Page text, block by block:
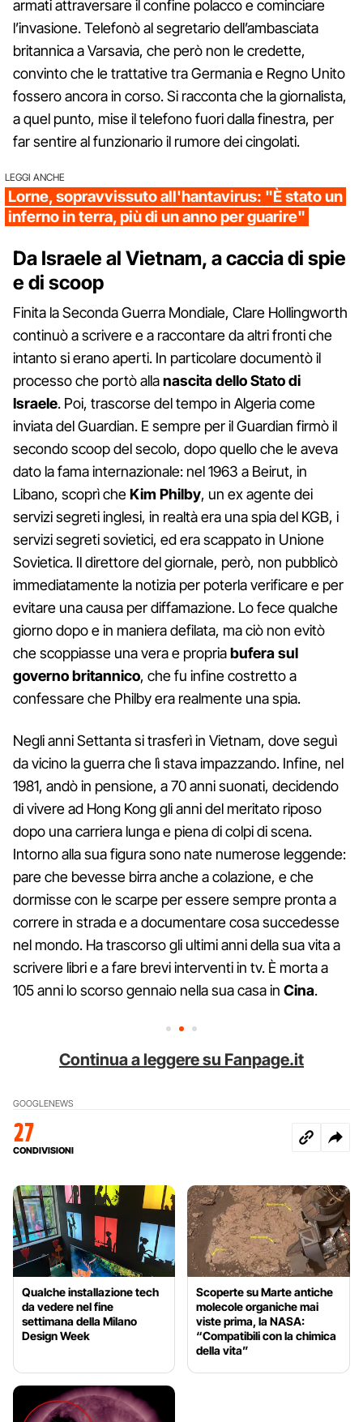
armati attraversare il confine polacco e cominciare
l’invasione. Telefonò al segretario dell’ambasciata
britannica a Varsavia, che però non le credette,
convinto che le trattative tra Germania e Regno Unito
fossero ancora in corso. Si racconta che la giornalista,
a quel punto, mise il telefono fuori dalla finestra, per
far sentire al funzionario il rumore dei cingolati.
LEGGI ANCHE
Lorne, sopravvissuto all'hantavirus: "È stato un
inferno in terra, più di un anno per guarire"
Da Israele al Vietnam, a caccia di spie
e di scoop
Finita la Seconda Guerra Mondiale, Clare Hollingworth
continuò a scrivere e a raccontare da altri fronti che
intanto si erano aperti. In particolare documentò il
processo che portò allanascita dello Stato di
Israele. Poi, trascorse del tempo in Algeria come
inviata del Guardian. E sempre per il Guardian firmò il
secondo scoop del secolo, dopo quello che le aveva
dato la fama internazionale: nel 1963 a Beirut, in
Libano, scoprì cheKim Philby, un ex agente dei
servizi segreti inglesi, in realtà era una spia del KGB, i
servizi segreti sovietici, ed era scappato in Unione
Sovietica. Il direttore del giornale, però, non pubblicò
immediatamente la notizia per poterla verificare e per
evitare una causa per diffamazione. Lo fece qualche
giorno dopo e in maniera defilata, ma ciò non evitò
che scoppiasse una vera e propriabufera sul
governo britannico, che fu infine costretto a
confessare che Philby era realmente una spia.
Negli anni Settanta si trasferì in Vietnam, dove seguì
da vicino la guerra che lì stava impazzando. Infine, nel
1981, andò in pensione, a 70 anni suonati, decidendo
di vivere ad Hong Kong gli anni del meritato riposo
dopo una carriera lunga e piena di colpi di scena.
Intorno alla sua figura sono nate numerose leggende:
pare che bevesse birra anche a colazione, e che
dormisse con le scarpe per essere sempre pronta a
correre in strada e a documentare cosa succedesse
nel mondo. Ha trascorso gli ultimi anni della sua vita a
scrivere libri e a fare brevi interventi in tv. È morta a
105 anni lo scorso gennaio nella sua casa in Cina.
Continua a leggere su Fanpage.it
GOOGLENEWS
27
CONDIVISIONI
Qualche installazione tech
da vedere nel fine
settimana della Milano
Design Week
Scoperte su Marte antiche
molecole organiche mai
viste prima, la NASA:
“Compatibili con la chimica
della vita”